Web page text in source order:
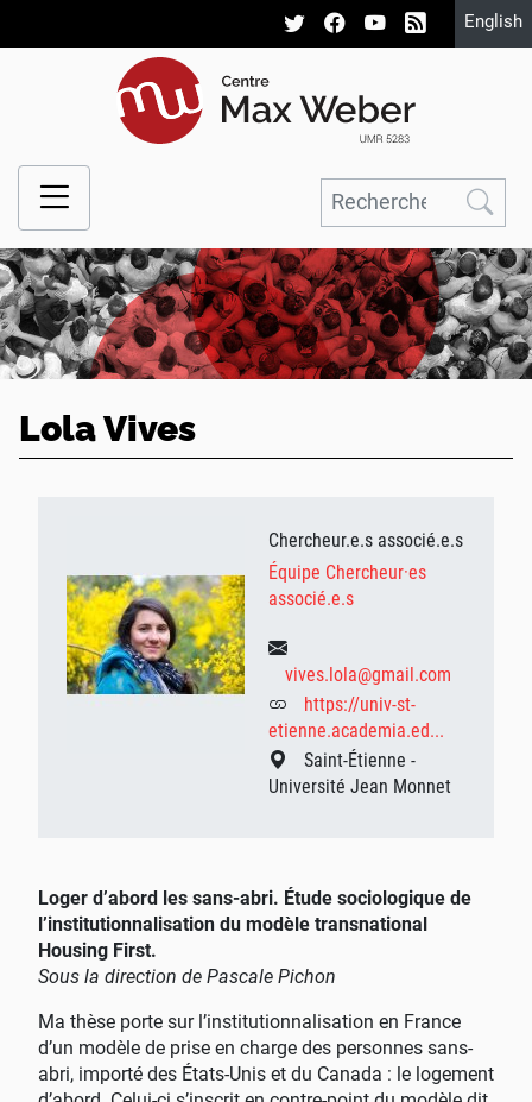
English
Lola Vives
Chercheur.e.s associé.e.s
Équipe Chercheur·es
associé.e.s
vives.lola@gmail.com
https://univ-st-
etienne.academia.ed...
Saint-Étienne -
Université Jean Monnet
Loger d’abord les sans-abri. Étude sociologique de
l’institutionnalisation du modèle transnational
Housing First.
Sous la direction de Pascale Pichon
Ma thèse porte sur l’institutionnalisation en France
d’un modèle de prise en charge des personnes sans-
abri, importé des États-Unis et du Canada : le logement